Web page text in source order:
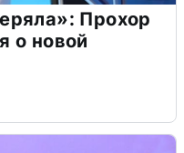
Прохор
о новой